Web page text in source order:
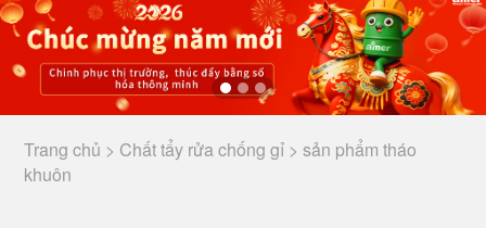
Trang chủ > Chất tẩy rửa chống gỉ > sản phẩm tháo
khuôn